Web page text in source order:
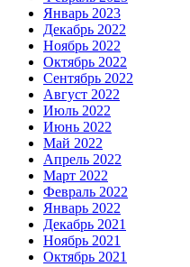
Январь 2023
Декабрь 2022
Ноябрь 2022
Октябрь 2022
Сентябрь 2022
Август 2022
Июль 2022
Июнь 2022
Май 2022
Апрель 2022
Март 2022
Февраль 2022
Январь 2022
Декабрь 2021
Ноябрь 2021
Октябрь 2021